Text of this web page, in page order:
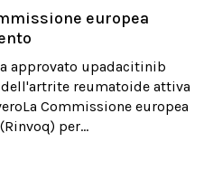
europea
approvato upadacitinib
reumatoide attiva
Commissione europea
per...